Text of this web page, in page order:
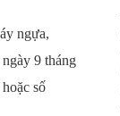
ngựa,
9 tháng
số